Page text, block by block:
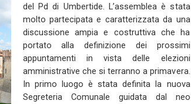
del Pd di Umbertide. L’assemblea è stata
molto partecipata e caratterizzata da una
discussione ampia e costruttiva che ha
portato alla definizione dei prossimi
appuntamenti in vista delle elezioni
amministrative che si terranno a primavera.
In primo luogo è stata definita la nuova
Segreteria Comunale guidata dal neo